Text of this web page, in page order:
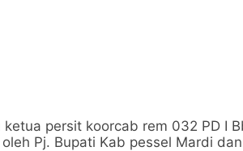
persit koorcab rem 032 PD I
Pj. Bupati Kab pessel Mardi